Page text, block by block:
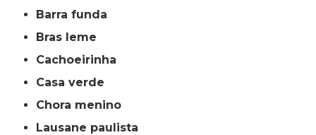
barra funda
bras leme
cachoeirinha
casa verde
chora menino
lausane paulista